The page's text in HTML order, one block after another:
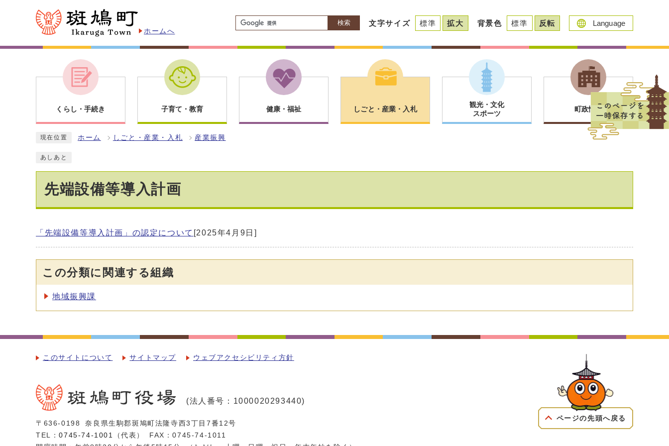
ホームへ
検索 文字サイズ 標準 拡大 背景色 標準 反転 Language
くらし・手続き 子育て・教育 健康・福祉 しごと・産業・入札
観光・文化
スポーツ
町政情報
現在位置 ホーム しごと・産業・入札 産業振興
あしあと
先端設備等導入計画
「先端設備等導入計画」の認定について [2025年4月9日]
この分類に関連する組織
地域振興課
このサイトについて サイトマップ ウェブアクセシビリティ方針
(法人番号：1000020293440)
〒636-0198
奈良県生駒郡斑鳩町法隆寺西3丁目7番12号
TEL：0745-74-1001 （代表）
FAX：0745-74-1011
ページの先頭へ戻る